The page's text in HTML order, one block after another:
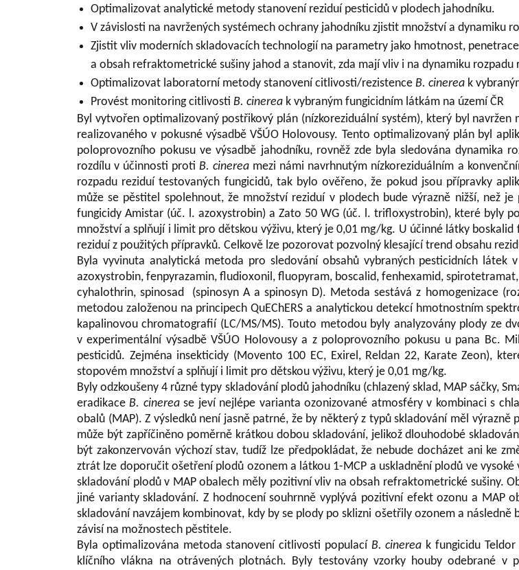
Optimalizovat analytické metody stanovení reziduí pesticidů v plodech jahodníku.
V závislosti na navržených systémech ochrany jahodníku zjistit množství a dynamiku
Zjistit vliv moderních skladovacích technologií na parametry jako hmotnost, penetrace
a obsah refraktometrické sušiny jahod a stanovit, zda mají vliv i na dynamiku rozpadu
Optimalizovat laboratorní metody stanovení citlivosti/rezistence B. cinerea k
Provést monitoring citlivosti B. cinerea k vybraným fungicidním látkám na území ČR
Byl vytvořen optimalizovaný postřikový plán (nízkoreziduální systém), který byl
realizovaného v pokusné výsadbě VŠÚO Holovousy. Tento optimalizovaný plán byl
poloprovozního pokusu ve výsadbě jahodníku, rovněž zde byla sledována dynamika
rozdílu v účinnosti protiB. cinerea mezi námi navrhnutým nízkoreziduálním a
rozpadu reziduí testovaných fungicidů, tak bylo ověřeno, že pokud jsou přípravky
může se pěstitel spolehnout, že množství reziduí v plodech bude výrazně nižší, než
fungicidy Amistar (úč. l. azoxystrobin) a Zato 50 WG (úč. l. trifloxystrobin), které byly
množství a splňují i limit pro dětskou výživu, který je 0,01 mg/kg. U účinné látky
reziduí z použitých přípravků. Celkově lze pozorovat pozvolný klesající trend obsahu
Byla vyvinuta analytická metoda pro sledování obsahů vybraných pesticidních
azoxystrobin, fenpyrazamin, fludioxonil, fluopyram, boscalid, fenhexamid,
cyhalothrin, spinosad (spinosyn A a spinosyn D). Metoda sestává z homogenizace
metodou založenou na principech QuEChERS a analytickou detekcí hmotnostním
kapalinovou chromatografií (LC/MS/MS). Touto metodou byly analyzovány plody ze
v experimentální výsadbě VŠÚO Holovousy a z poloprovozního pokusu u pana Bc.
pesticidů. Zejména insekticidy (Movento 100 EC, Exirel, Reldan 22, Karate Zeon),
stopovém množství a splňují i limit pro dětskou výživu, který je 0,01 mg/kg.
Byly odzkoušeny 4 různé typy skladování plodů jahodníku (chlazený sklad, MAP sáčky,
eradikaceB. cinerease jeví nejlépe varianta ozonizované atmosféry v kombinaci s
obalů (MAP). Z výsledků není jasně patrné, že by některý z typů skladování měl
může být zapříčiněno poměrně krátkou dobou skladování, jelikož dlouhodobé
být zakonzervován výchozí stav, tudíž lze předpokládat, že nebude docházet ani ke
ztrát lze doporučit ošetření plodů ozonem a látkou 1-MCP a uskladnění plodů ve
skladování plodů v MAP obalech měly pozitivní vliv na obsah refraktometrické sušiny.
jiné varianty skladování. Z hodnocení souhrnně vyplývá pozitivní efekt ozonu a MAP
skladování navzájem kombinovat, kdy by se plody po sklizni ošetřily ozonem a
závisí na možnostech pěstitele.
Byla optimalizována metoda stanovení citlivosti populací B. cinerea k fungicidu
klíčního vlákna na otrávených plotnách. Byly testovány vzorky houby odebrané v